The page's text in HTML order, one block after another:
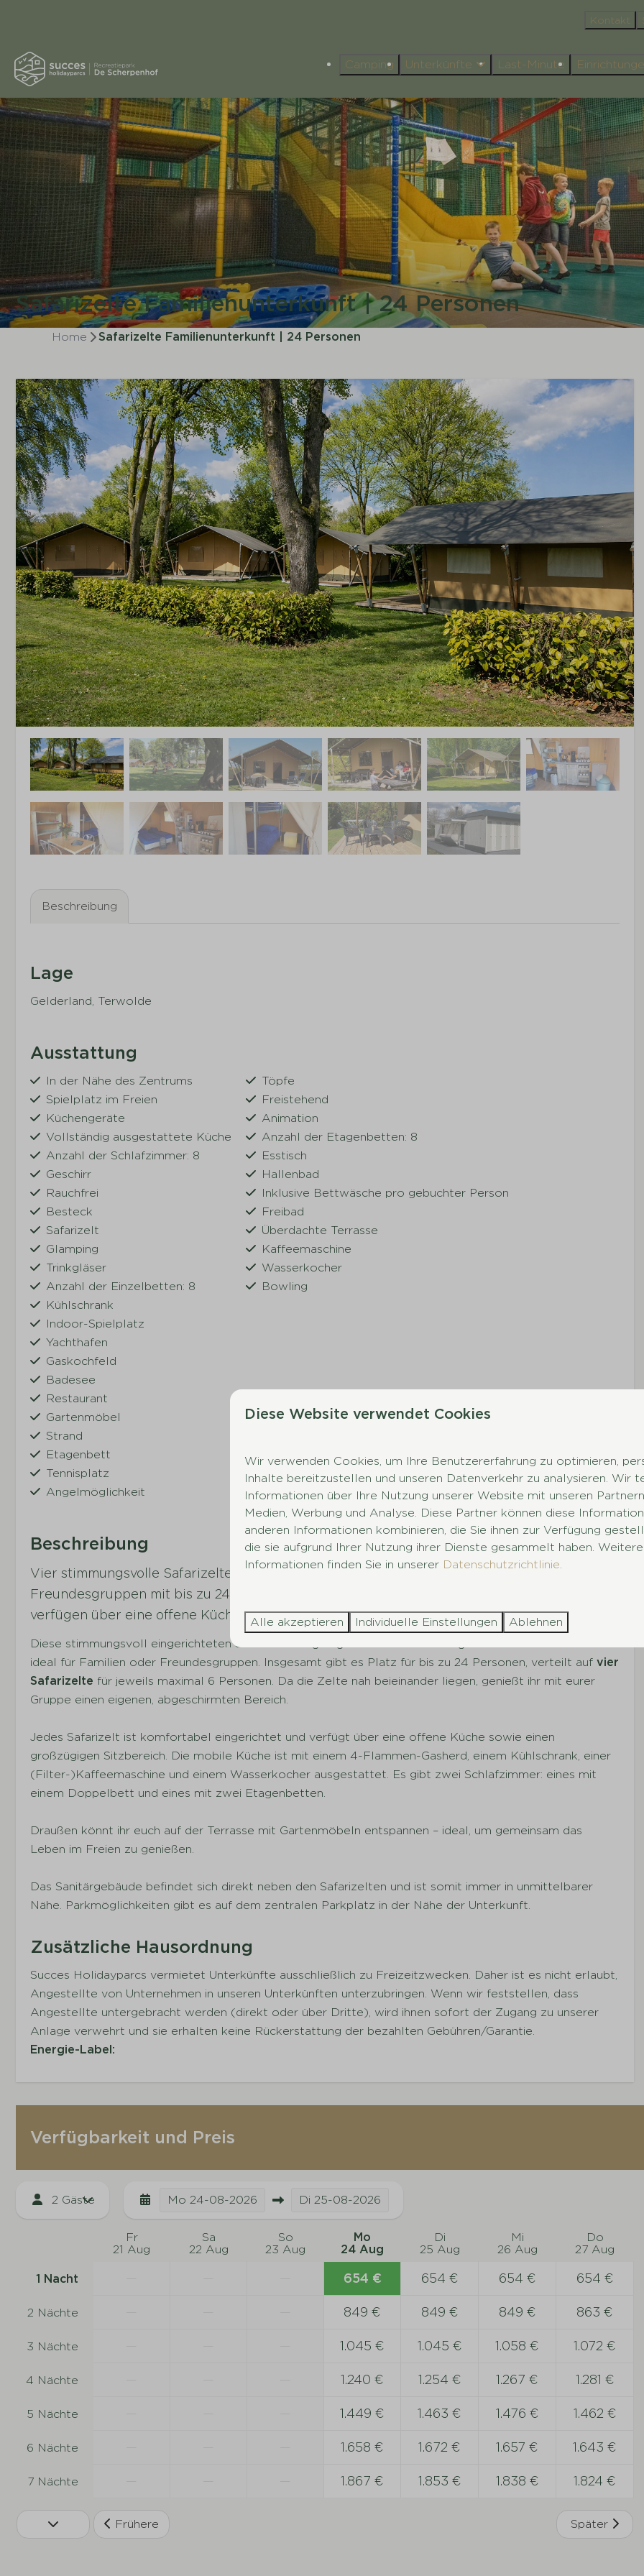
Kontakt
Camping Unterkünfte Last-Minute
Safarizelte Familienunterkunft | 24 Personen
Home Safarizelte Familienunterkunft | 24 Personen
Beschreibung
Lage
Gelderland, Terwolde
Ausstattung
In der Nähe des Zentrums
Spielplatz im Freien
Küchengeräte
Vollständig ausgestattete Küche
Anzahl der Schlafzimmer: 8
Geschirr
Rauchfrei
Besteck
Safarizelt
Glamping
Trinkgläser
Anzahl der Einzelbetten: 8
Töpfe
Freistehend
Animation
Anzahl der Etagenbetten: 8
Esstisch
Hallenbad
Inklusive Bettwäsche pro gebuchter Person
Freibad
Überdachte Terrasse
Kaffeemaschine
Wasserkocher
Bowling
Kühlschrank
Indoor-Spielplatz
Yachthafen
Gaskochfeld
Badesee
Restaurant
Gartenmöbel
Strand
Etagenbett
Tennisplatz
Angelmöglichkeit
Beschreibung
Vier stimmungsvolle Safarizelte auf einem gemeinsamen Hof, ideal für Familien oder
Freundesgruppen mit bis zu 24 Personen. Die Zelte sind komfortabel eingerichtet und
verfügen über eine offene Küche, zwei Schlafzimmer und eine eigene Terrasse.
Diese stimmungsvoll eingerichteten Safarizelte liegen gemeinsam an einem gemütlichen Hof und sind
ideal für Familien oder Freundesgruppen. Insgesamt gibt es Platz für bis zu 24 Personen, verteilt auf vier
Safarizelte für jeweils maximal 6 Personen. Da die Zelte nah beieinander liegen, genießt ihr mit eurer
Gruppe einen eigenen, abgeschirmten Bereich.
Jedes Safarizelt ist komfortabel eingerichtet und verfügt über eine offene Küche sowie einen
großzügigen Sitzbereich. Die mobile Küche ist mit einem 4-Flammen-Gasherd, einem Kühlschrank, einer
(Filter-)Kaffeemaschine und einem Wasserkocher ausgestattet. Es gibt zwei Schlafzimmer: eines mit
einem Doppelbett und eines mit zwei Etagenbetten.
Draußen könnt ihr euch auf der Terrasse mit Gartenmöbeln entspannen – ideal, um gemeinsam das
Leben im Freien zu genießen.
Das Sanitärgebäude befindet sich direkt neben den Safarizelten und ist somit immer in unmittelbarer
Nähe. Parkmöglichkeiten gibt es auf dem zentralen Parkplatz in der Nähe der Unterkunft.
Zusätzliche Hausordnung
Succes Holidayparcs vermietet Unterkünfte ausschließlich zu Freizeitzwecken. Daher ist es nicht erlaubt,
Angestellte von Unternehmen in unseren Unterkünften unterzubringen. Wenn wir feststellen, dass
Angestellte untergebracht werden (direkt oder über Dritte), wird ihnen sofort der Zugang zu unserer
Anlage verwehrt und sie erhalten keine Rückerstattung der bezahlten Gebühren/Garantie.
Energie-Label:
Verfügbarkeit und Preis
2 Gäste Mo 24-08-2026 Di 25-08-2026
Fr
21 Aug
Sa
22 Aug
So
23 Aug
Mo
24 Aug
Di
25 Aug
Mi
26 Aug
Do
27 Aug
1 Nacht 654 € 654 € 654 € 654 €
2 Nächte 849 € 849 € 849 € 863 €
3 Nächte 1.045 € 1.045 € 1.058 € 1.072 €
4 Nächte 1.240 € 1.254 € 1.267 € 1.281 €
5 Nächte 1.449 € 1.463 € 1.476 € 1.462 €
6 Nächte 1.658 € 1.672 € 1.657 € 1.643 €
7 Nächte 1.867 € 1.853 € 1.838 € 1.824 €
Frühere Später
Diese Website verwendet Cookies
Wir verwenden Cookies, um Ihre Benutzererfahrung zu optimieren,
Inhalte bereitzustellen und unseren Datenverkehr zu analysieren. Wir
Informationen über Ihre Nutzung unserer Website mit unseren
Medien, Werbung und Analyse. Diese Partner können diese
anderen Informationen kombinieren, die Sie ihnen zur Verfügung
die sie aufgrund Ihrer Nutzung ihrer Dienste gesammelt haben. Weitere
Informationen finden Sie in unserer Datenschutzrichtlinie
Alle akzeptieren Individuelle Einstellungen Ablehnen